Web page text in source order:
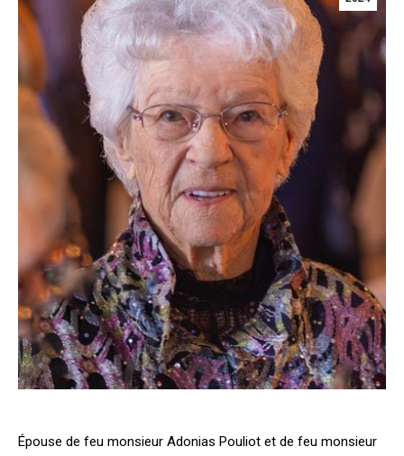
Épouse de feu monsieur Adonias Pouliot et de feu monsieur